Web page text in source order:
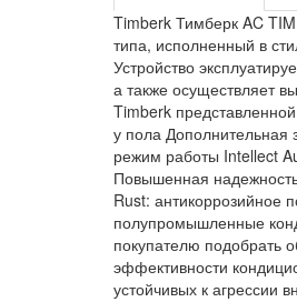
Timberk Тимберк AC
типа, исполненный в
Устройство
а также осуществляет
Timberk
у пола Дополнительная
режим работы Intellect
Повышенная
Rust: антикоррозийное
полупромышленные
покупателю подобрать
эффективности
устойчивых к агрессии